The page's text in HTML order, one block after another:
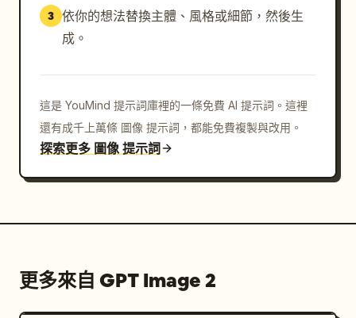
3 依你的想法替換主體、風格或細節，然後生
成。
這是 YouMind 提示詞庫裡的一條免費 AI 提示詞。這裡
還有成千上萬條 圖像 提示詞，都能免費複製與改用。
探索更多 圖像 提示詞
更多來自 GPT Image 2